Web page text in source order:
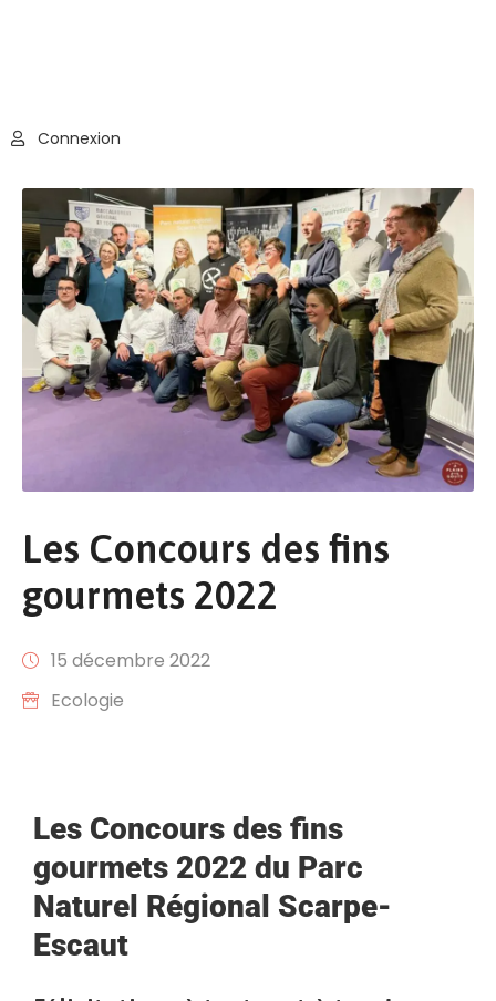
Connexion
Les Concours des fins
gourmets 2022
15 décembre 2022
Ecologie
Les Concours des fins
gourmets 2022 du Parc
Naturel Régional Scarpe-
Escaut